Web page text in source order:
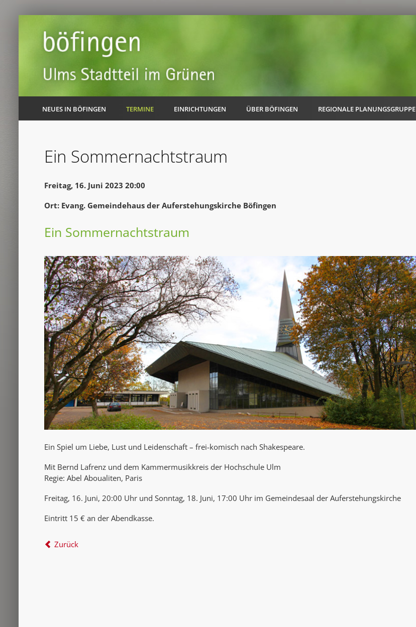
NEUES IN BÖFINGEN TERMINE EINRICHTUNGEN ÜBER BÖFINGEN REGIONALE PLANUNGSGRUPPE
Ein Sommernachtstraum
Freitag, 16. Juni 2023 20:00
Ort: Evang. Gemeindehaus der Auferstehungskirche Böfingen
Ein Sommernachtstraum
Ein Spiel um Liebe, Lust und Leidenschaft – frei-komisch nach Shakespeare.
Mit Bernd Lafrenz und dem Kammermusikkreis der Hochschule Ulm
Regie: Abel Aboualiten, Paris
Freitag, 16. Juni, 20:00 Uhr und Sonntag, 18. Juni, 17:00 Uhr im Gemeindesaal der Auferstehungskirche
Eintritt 15 € an der Abendkasse.
Zurück